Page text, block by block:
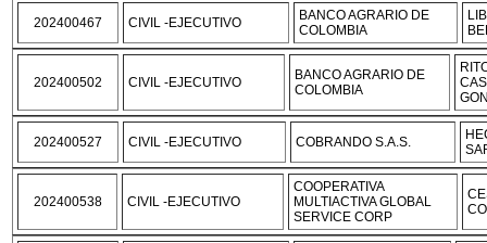
202400467 CIVIL -EJECUTIVO
BANCO AGRARIO DE
COLOMBIA
202400502 CIVIL -EJECUTIVO
BANCO AGRARIO DE
COLOMBIA
202400527 CIVIL -EJECUTIVO COBRANDO S.A.S.
202400538 CIVIL -EJECUTIVO
COOPERATIVA
MULTIACTIVA GLOBAL
SERVICE CORP